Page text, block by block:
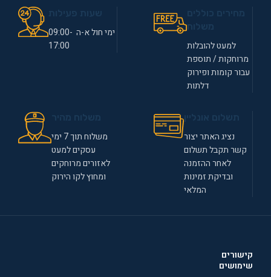
למעט להובלות
מרוחקות / תוספת
עבור קומות ופירוק
דלתות
ימי חול א-ה 09:00-
17:00
נציג האתר יצור
קשר תקבל תשלום
לאחר ההזמנה
ובדיקת זמינות
המלאי
משלוח תוך 7 ימי
עסקים למעט
לאזורים מרוחקים
ומחוץ לקו הירוק
קישורים
שימושים